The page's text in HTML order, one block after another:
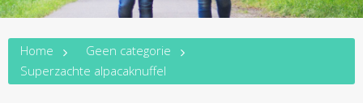
Home
Geen categorie
Superzachte alpacaknuffel